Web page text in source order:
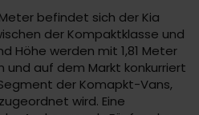
befindet sich der Kia
der Kompaktklasse und
Höhe werden mit 1,81 Meter
und auf dem Markt konkurriert
der Komapkt-Vans,
wird. Eine